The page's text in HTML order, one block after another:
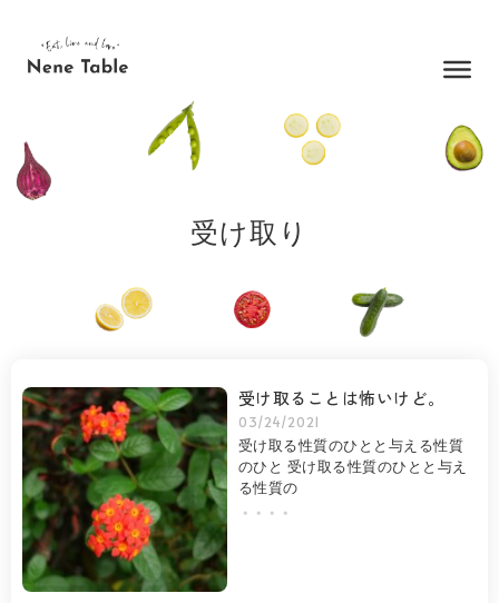
受け取り
受け取ることは怖いけど。
03/24/2021
受け取る性質のひとと与える性質
のひと 受け取る性質のひとと与え
る性質の
・・・・